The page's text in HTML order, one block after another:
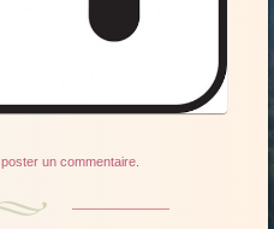
poster un commentaire.